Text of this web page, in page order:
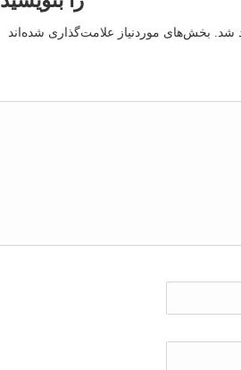
شد. بخش‌های موردنیاز علامت‌گذاری شده‌اند